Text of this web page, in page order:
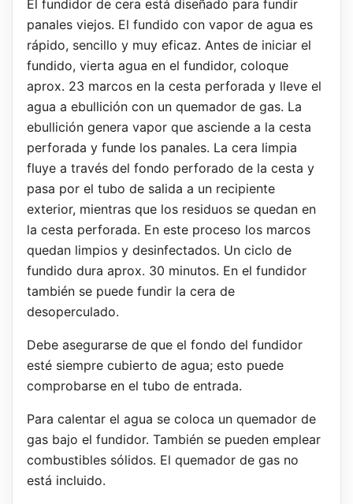
El fundidor de cera está diseñado para fundir
panales viejos. El fundido con vapor de agua es
rápido, sencillo y muy eficaz. Antes de iniciar el
fundido, vierta agua en el fundidor, coloque
aprox. 23 marcos en la cesta perforada y lleve el
agua a ebullición con un quemador de gas. La
ebullición genera vapor que asciende a la cesta
perforada y funde los panales. La cera limpia
fluye a través del fondo perforado de la cesta y
pasa por el tubo de salida a un recipiente
exterior, mientras que los residuos se quedan en
la cesta perforada. En este proceso los marcos
quedan limpios y desinfectados. Un ciclo de
fundido dura aprox. 30 minutos. En el fundidor
también se puede fundir la cera de
desoperculado.
Debe asegurarse de que el fondo del fundidor
esté siempre cubierto de agua; esto puede
comprobarse en el tubo de entrada.
Para calentar el agua se coloca un quemador de
gas bajo el fundidor. También se pueden emplear
combustibles sólidos. El quemador de gas no
está incluido.